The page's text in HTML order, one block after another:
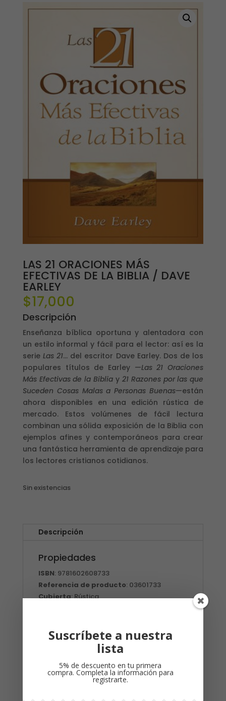
LAS 21 ORACIONES MÁS
EFECTIVAS DE LA BIBLIA / DAVE
EARLEY
$17,000
Descripción
Enseñanza bíblica oportuna y alentadora con
un estilo informal y fácil para el lector: así es la
serie Las 21… del escritor Dave Earley. Dos de los
populares títulos de Earley —Las 21 Oraciones
Más Efectivas de la Biblia y 21 Razones por las que
Suceden Cosas Malas a Personas Buenas—están
ahora disponibles en una edición rústica de
mercado. Estos volúmenes de fácil lectura
combinan una sólida exposición de la Biblia con
ejemplos afines y contemporáneos para crear
una fantástica herramienta de aprendizaje para
los lectores cristianos cotidianos.
Sin existencias
Descripción
Propiedades
ISBN: 9781602608733
Referencia de producto: 03601733
Cubierta: Rústica
Productos relacionados
¡Oferta!
Suscríbete a nuestra
lista
5% de descuento en tu primera
compra. Completa la información para
registrarte.